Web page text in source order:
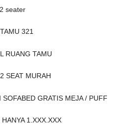
seater
321
RUANG TAMU
SEAT MURAH
GRATIS MEJA / PUFF
1.XXX.XXX